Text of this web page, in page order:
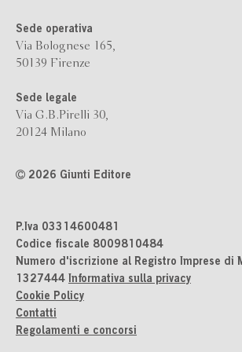
Sede operativa
Via Bolognese 165,
50139 Firenze
Sede legale
Via G.B.Pirelli 30,
20124 Milano
2026 Giunti Editore
P.Iva 03314600481
Codice fiscale 8009810484
Numero d'iscrizione al Registro Imprese di
1327444 Informativa sulla privacy
Cookie Policy
Contatti
Regolamenti e concorsi